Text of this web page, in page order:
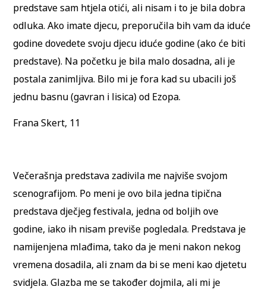
predstave sam htjela otići, ali nisam i to je bila dobra
odluka. Ako imate djecu, preporučila bih vam da iduće
godine dovedete svoju djecu iduće godine (ako će biti
predstave). Na početku je bila malo dosadna, ali je
postala zanimljiva. Bilo mi je fora kad su ubacili još
jednu basnu (gavran i lisica) od Ezopa.
Frana Skert, 11
Večerašnja predstava zadivila me najviše svojom
scenografijom. Po meni je ovo bila jedna tipična
predstava dječjeg festivala, jedna od boljih ove
godine, iako ih nisam previše pogledala. Predstava je
namijenjena mlađima, tako da je meni nakon nekog
vremena dosadila, ali znam da bi se meni kao djetetu
svidjela. Glazba me se također dojmila, ali mi je